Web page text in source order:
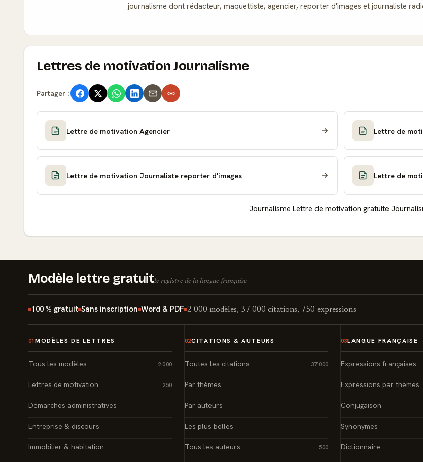
journalisme dont rédacteur, maquettiste, agencier, reporter d'images et journaliste
Lettres de motivation Journalisme
Partager :
Lettre de motivation Agencier Lettre de
Lettre de motivation Journaliste reporter d'images Lettre de
Journalisme Lettre de motivation gratuite
Modèle lettre gratuitle registre de la langue française
100 % gratuit Sans inscription Word & PDF 2 000 modèles, 37 000 citations, 750 expressions
01 MODÈLES DE LETTRES
Tous les modèles 2 000
Lettres de motivation 250
Démarches administratives
Entreprise & discours
Immobilier & habitation
02CITATIONS & AUTEURS
Toutes les citations 37 000
Par thèmes
Par auteurs
Les plus belles
Tous les auteurs 500
03LANGUE FRANÇAISE
Expressions françaises
Expressions par thèmes
Conjugaison
Synonymes
Dictionnaire